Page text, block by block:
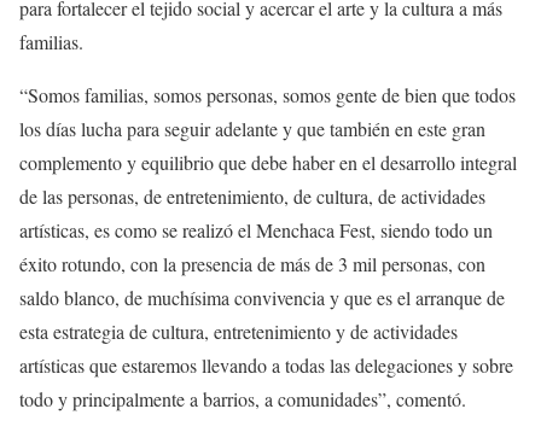
para fortalecer el tejido social y acercar el arte y la cultura a más
familias.
“Somos familias, somos personas, somos gente de bien que todos
los días lucha para seguir adelante y que también en este gran
complemento y equilibrio que debe haber en el desarrollo integral
de las personas, de entretenimiento, de cultura, de actividades
artísticas, es como se realizó el Menchaca Fest, siendo todo un
éxito rotundo, con la presencia de más de 3 mil personas, con
saldo blanco, de muchísima convivencia y que es el arranque de
esta estrategia de cultura, entretenimiento y de actividades
artísticas que estaremos llevando a todas las delegaciones y sobre
todo y principalmente a barrios, a comunidades”, comentó.